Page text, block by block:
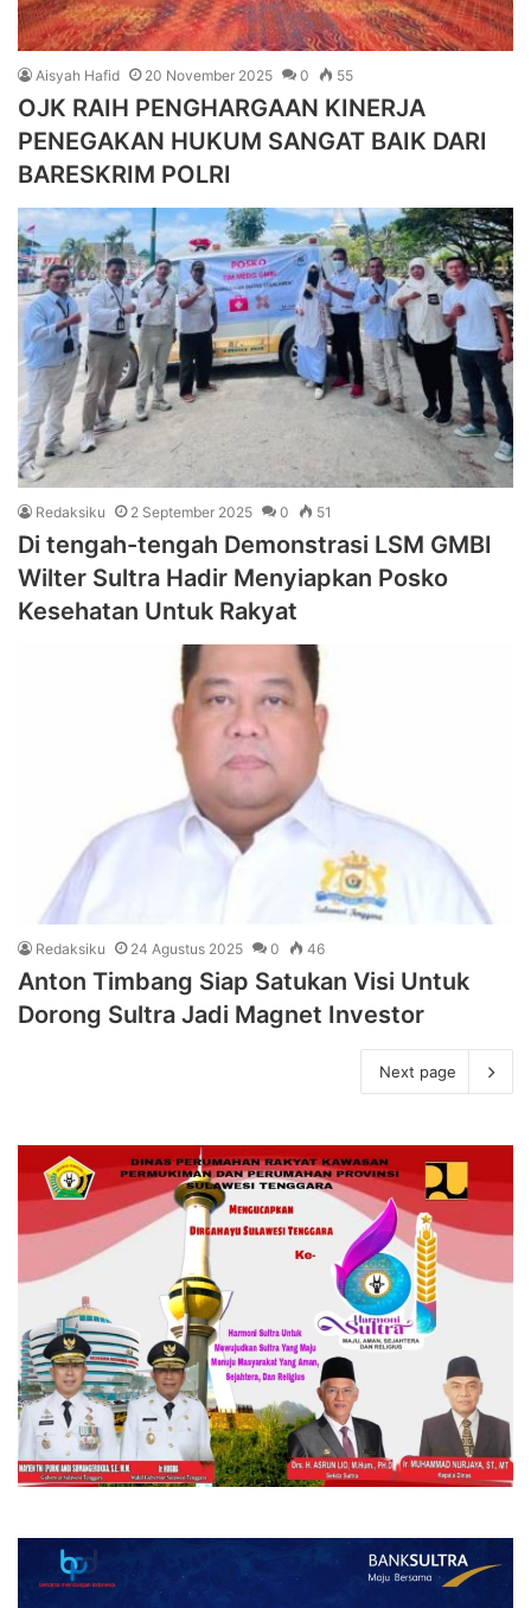
Aisyah Hafid 20 November 2025 0 55
OJK RAIH PENGHARGAAN KINERJA
PENEGAKAN HUKUM SANGAT BAIK DARI
BARESKRIM POLRI
Redaksiku 2 September 2025 0 51
Di tengah-tengah Demonstrasi LSM GMBI
Wilter Sultra Hadir Menyiapkan Posko
Kesehatan Untuk Rakyat
Redaksiku 24 Agustus 2025 0 46
Anton Timbang Siap Satukan Visi Untuk
Dorong Sultra Jadi Magnet Investor
Next page